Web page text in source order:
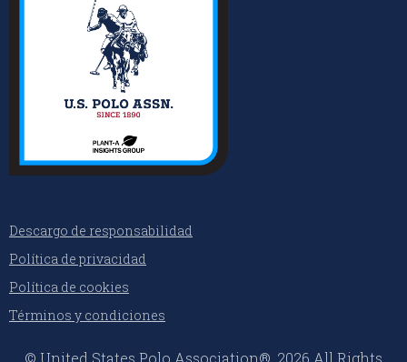
Descargo de responsabilidad
Política de privacidad
Política de cookies
Términos y condiciones
© United States Polo Association®, 2026 All Rights